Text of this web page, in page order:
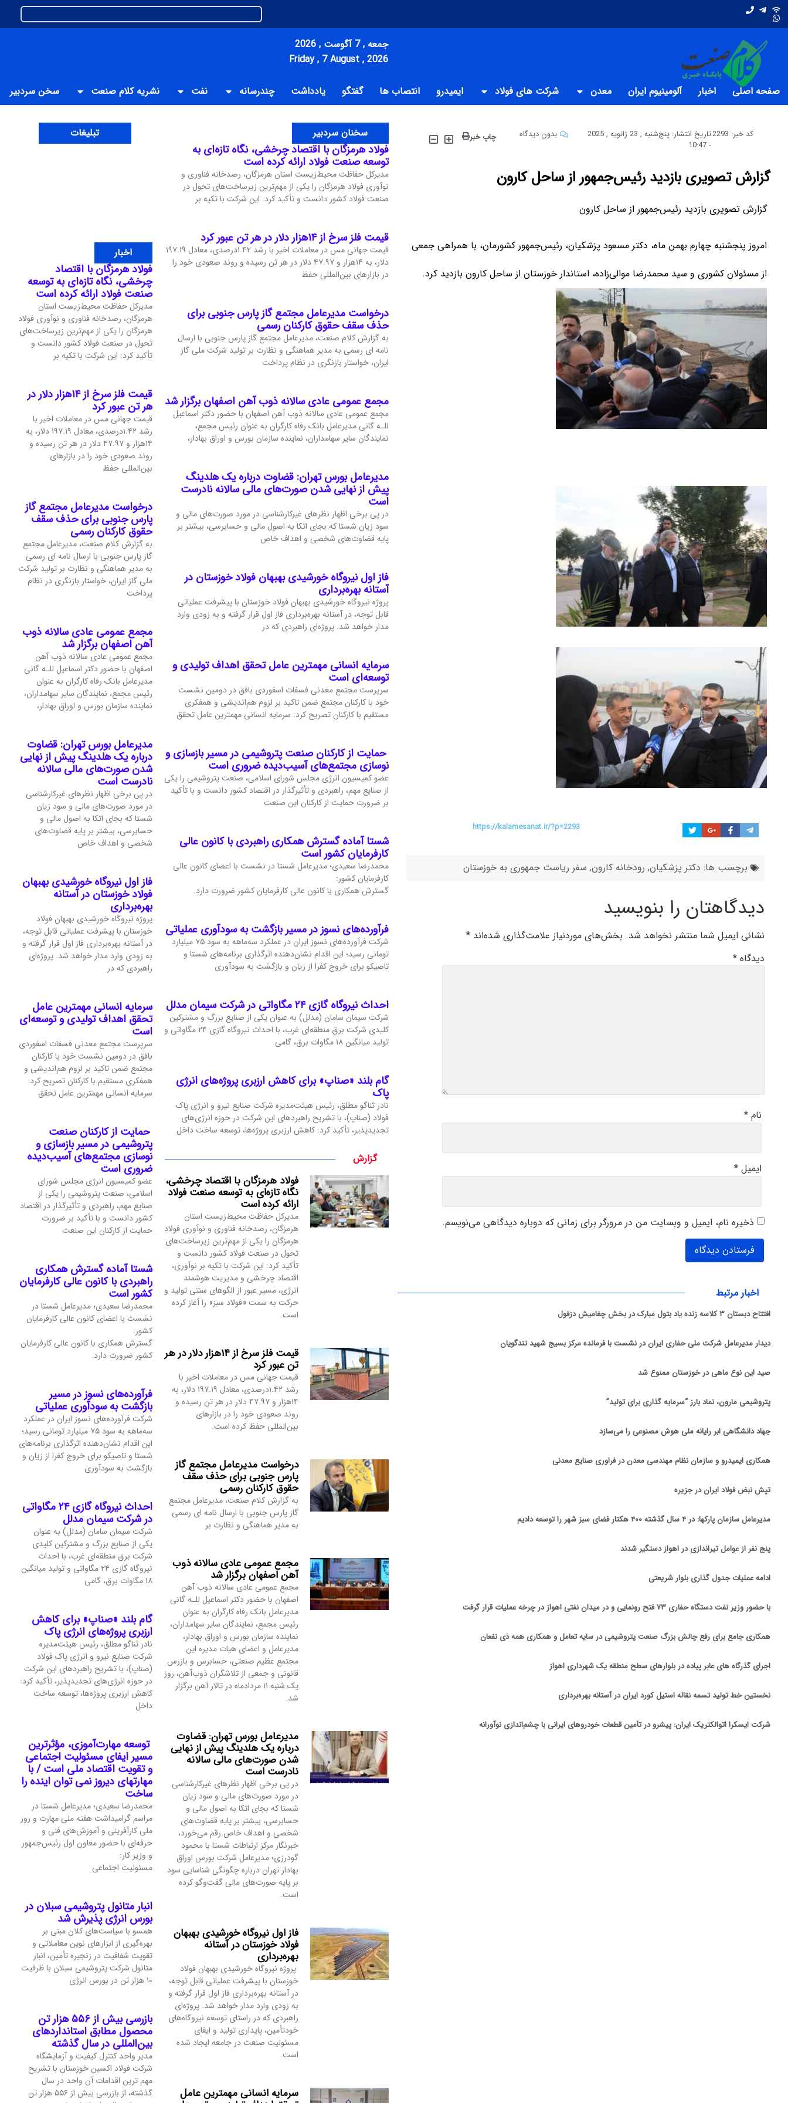
جمعه , 7 آگوست , 2026
Friday , 7 August , 2026
صفحه اصلی اخبار آلومینیوم ایران معدن شرکت های فولاد ایمیدرو انتصاب ها گفتگو یادداشت چندرسانه نفت نشریه کلام صنعت سخن سردبیر
کد خبر: 2293 تاریخ انتشار: پنج‌شنبه , 23 ژانویه , 2025
-
10:47
بدون دیدگاه چاپ خبر
گزارش تصویری بازدید رئیس‌جمهور از ساحل کارون
گزارش تصویری بازدید رئیس‌جمهور از ساحل کارون
امروز پنجشنبه چهارم بهمن ماه، دکتر مسعود پزشکیان، رئیس‌جمهور کشورمان، با همراهی جمعی
از مسئولان کشوری و سید محمدرضا موالی‌زاده، استاندار خوزستان از ساحل کارون بازدید کرد.
https://kalamesanat.ir/?p=2293
برچسب ها: دکتر پزشکیان, رودخانه کارون, سفر ریاست جمهوری به خوزستان
دیدگاهتان را بنویسید
نشانی ایمیل شما منتشر نخواهد شد. بخش‌های موردنیاز علامت‌گذاری شده‌اند *
دیدگاه *
نام *
ایمیل *
ذخیره نام، ایمیل و وبسایت من در مرورگر برای زمانی که دوباره دیدگاهی می‌نویسم.
اخبار مرتبط
افتتاح دبستان ۳ کلاسه زنده یاد بتول مبارک در بخش چغامیش دزفول
دیدار مدیرعامل شرکت ملی حفاری ایران در نشست با فرمانده مرکز بسیج شهید تندگویان
صید این نوع ماهی در خوزستان ممنوع شد
پتروشیمی مارون، نماد بارز “سرمایه گذاری برای تولید”
جهاد دانشگاهی ابر رایانه ملی هوش مصنوعی را می‌سازد
همکاری ایمیدرو و سازمان نظام مهندسی معدن در فراوری صنایع معدنی
تپش نبض فولاد ایران در جزیره
مدیرعامل سازمان پارکها: در ۴ سال گذشته ۴۰۰ هکتار فضای سبز شهر را توسعه دادیم
پنج نفر از عوامل تیراندازی در اهواز دستگیر شدند
ادامه عملیات جدول گذاری بلوار شریعتی
با حضور وزیر نفت دستگاه حفاری ۷۳ فتح رونمایی و در میدان نفتی اهواز در چرخه عملیات قرار گرفت
همکاری جامع برای رفع چالش بزرگ صنعت پتروشیمی در سایه تعامل و همکاری همه ذی‌ نفعان
اجرای گذرگاه های عابر پیاده در بلوارهای سطح منطقه یک شهرداری اهواز
نخستین خط تولید تسمه نقاله استیل کورد ایران در آستانه بهره‌برداری
شرکت ایسکرا اتوالکتریک ایران: پیشرو در تأمین قطعات خودروهای ایرانی با چشم‌اندازی نوآورانه
سخنان سردبیر
فولاد هرمزگان با اقتصاد چرخشی، نگاه تازه‌ای به
توسعه صنعت فولاد ارائه کرده است
مدیرکل حفاظت محیط‌زیست استان هرمزگان، رصدخانه فناوری و
نوآوری فولاد هرمزگان را یکی از مهم‌ترین زیرساخت‌های تحول در
صنعت فولاد کشور دانست و تأکید کرد: این شرکت با تکیه بر
قیمت فلز سرخ از ۱۴هزار دلار در هر تن عبور کرد
قیمت جهانی مس در معاملات اخیر با رشد ۱.۴۲درصدی، معادل ۱۹۷.۱۹
دلار، به ۱۴هزار و ۴۷.۹۷ دلار در هر تن رسیده و روند صعودی خود را
در بازارهای بین‌المللی حفظ
درخواست مدیرعامل مجتمع گاز پارس جنوبی برای
حذف سقف حقوق کارکنان رسمی
به گزارش کلام صنعت، مدیرعامل مجتمع گاز پارس جنوبی با ارسال
نامه ای رسمی به مدیر هماهنگی و نظارت بر تولید شرکت ملی گاز
ایران، خواستار بازنگری در نظام پرداخت
مجمع عمومی عادی سالانه ذوب آهن اصفهان برگزار شد
مجمع عمومی عادی سالانه ذوب آهن اصفهان با حضور دکتر اسماعیل
للـه گانی مدیرعامل بانک رفاه کارگران به عنوان رئیس مجمع،
نمایندگان سایر سهامداران، نماینده سازمان بورس و اوراق بهادار،
مدیرعامل بورس تهران: قضاوت درباره یک هلدینگ
پیش از نهایی شدن صورت‌های مالی سالانه نادرست
است
در پی برخی اظهار نظرهای غیرکارشناسی در مورد صورت‌های مالی و
سود زیان شستا که بجای اتکا به اصول مالی و حسابرسی، بیشتر بر
پایه قضاوت‌‌های شخصی و اهداف خاص
فاز اول نیروگاه خورشیدی بهبهان فولاد خوزستان در
آستانه بهره‌برداری
پروژه نیروگاه خورشیدی بهبهان فولاد خوزستان با پیشرفت عملیاتی
قابل‌ توجه، در آستانه بهره‌برداری فاز اول قرار گرفته و به‌ زودی وارد
مدار خواهد شد. پروژه‌ای راهبردی که در
سرمایه انسانی مهمترین عامل تحقق اهداف تولیدی و
توسعه‌ای است
سرپرست مجتمع معدنی فسفات اسفوردی بافق در دومین نشست
خود با کارکنان مجتمع ضمن تاکید بر لزوم هم‌اندیشی و همفکری
مستقیم با کارکنان تصریح کرد: سرمایه انسانی مهمترین عامل تحقق
حمایت از کارکنان صنعت پتروشیمی در مسیر بازسازی و
نوسازی مجتمع‌های آسیب‌دیده ضروری است
عضو کمیسیون انرژی مجلس شورای اسلامی، صنعت پتروشیمی را یکی
از صنایع مهم، راهبردی و تأثیرگذار در اقتصاد کشور دانست و با تأکید
بر ضرورت حمایت از کارکنان این صنعت
شستا آماده گسترش همکاری راهبردی با کانون عالی
کارفرمایان کشور است
محمدرضا سعیدی؛ مدیرعامل شستا در نشست با اعضای کانون عالی
کارفرمایان کشور:
گسترش همکاری با کانون عالی کارفرمایان کشور ضرورت دارد.
فرآورده‌های نسوز در مسیر بازگشت به سودآوری عملیاتی
شرکت فرآورده‌های نسوز ایران در عملکرد سه‌ماهه به سود ۷۵ میلیارد
تومانی رسید؛ این اقدام نشان‌دهنده اثرگذاری برنامه‌های شستا و
تاصیکو برای خروج کفرا از زیان و بازگشت به سودآوری
احداث نیروگاه گازی ۲۴ مگاواتی در شرکت سیمان مدلل
شرکت سیمان سامان (مدلل) به عنوان یکی از صنایع بزرگ و مشترکین
کلیدی شرکت برق منطقه‌ای غرب، با احداث نیروگاه گازی ۲۴ مگاواتی و
تولید میانگین ۱۸ مگاوات برق، گامی
گام بلند «صناپ» برای کاهش ارزبری پروژه‌های انرژی
پاک
نادر ثناگو مطلق، رئیس هیئت‌مدیره شرکت صنایع نیرو و انرژی پاک
فولاد (صناپ)، با تشریح راهبردهای این شرکت در حوزه انرژی‌های
تجدیدپذیر، تأکید کرد: کاهش ارزبری پروژه‌ها، توسعه ساخت داخل
گزارش
فولاد هرمزگان با اقتصاد چرخشی،
نگاه تازه‌ای به توسعه صنعت فولاد
ارائه کرده است
مدیرکل حفاظت محیط‌زیست استان
هرمزگان، رصدخانه فناوری و نوآوری فولاد
هرمزگان را یکی از مهم‌ترین زیرساخت‌های
تحول در صنعت فولاد کشور دانست و
تأکید کرد: این شرکت با تکیه بر نوآوری،
اقتصاد چرخشی و مدیریت هوشمند
انرژی، مسیر عبور از الگوهای سنتی تولید و
حرکت به سمت «فولاد سبز» را آغاز کرده
است.
قیمت فلز سرخ از ۱۴هزار دلار در هر
تن عبور کرد
قیمت جهانی مس در معاملات اخیر با
رشد ۱.۴۲درصدی، معادل ۱۹۷.۱۹ دلار، به
۱۴هزار و ۴۷.۹۷ دلار در هر تن رسیده و
روند صعودی خود را در بازارهای
بین‌المللی حفظ کرده است.
درخواست مدیرعامل مجتمع گاز
پارس جنوبی برای حذف سقف
حقوق کارکنان رسمی
به گزارش کلام صنعت، مدیرعامل مجتمع
گاز پارس جنوبی با ارسال نامه ای رسمی
به مدیر هماهنگی و نظارت بر
مجمع عمومی عادی سالانه ذوب
آهن اصفهان برگزار شد
مجمع عمومی عادی سالانه ذوب آهن
اصفهان با حضور دکتر اسماعیل للـه گانی
مدیرعامل بانک رفاه کارگران به عنوان
رئیس مجمع، نمایندگان سایر سهامداران،
نماینده سازمان بورس و اوراق بهادار،
مدیرعامل و اعضای هیات مدیره این
مجتمع عظیم صنعتی، حسابرس و بازرس
قانونی و جمعی از تلاشگران ذوب‌آهن، روز
یک شنبه ۱۱ مردادماه در تالار آهن برگزار
شد.
مدیرعامل بورس تهران: قضاوت
درباره یک هلدینگ پیش از نهایی
شدن صورت‌های مالی سالانه
نادرست است
در پی برخی اظهار نظرهای غیرکارشناسی
در مورد صورت‌های مالی و سود زیان
شستا که بجای اتکا به اصول مالی و
حسابرسی، بیشتر بر پایه قضاوت‌‌های
شخصی و اهداف خاص رقم می‌خورد،
خبرنگار مرکز ارتباطات شستا با محمود
گودرزی؛ مدیرعامل شرکت بورس اوراق
بهادار تهران درباره چگونگی شناسایی سود
بر پایه صورت‌های مالی گفت‌وگو کرده
است.
فاز اول نیروگاه خورشیدی بهبهان
فولاد خوزستان در آستانه
بهره‌برداری
پروژه نیروگاه خورشیدی بهبهان فولاد
خوزستان با پیشرفت عملیاتی قابل‌ توجه،
در آستانه بهره‌برداری فاز اول قرار گرفته و
به‌ زودی وارد مدار خواهد شد. پروژه‌ای
راهبردی که در راستای توسعه نیروگاه‌های
خودتأمین، پایداری تولید و ایفای
مسئولیت صنعت در جامعه ایجاد شده
است.
سرمایه انسانی مهمترین عامل
تبلیغات
اخبار
فولاد هرمزگان با اقتصاد
چرخشی، نگاه تازه‌ای به توسعه
صنعت فولاد ارائه کرده است
مدیرکل حفاظت محیط‌زیست استان
هرمزگان، رصدخانه فناوری و نوآوری فولاد
هرمزگان را یکی از مهم‌ترین زیرساخت‌های
تحول در صنعت فولاد کشور دانست و
تأکید کرد: این شرکت با تکیه بر
قیمت فلز سرخ از ۱۴هزار دلار در
هر تن عبور کرد
قیمت جهانی مس در معاملات اخیر با
رشد ۱.۴۲درصدی، معادل ۱۹۷.۱۹ دلار، به
۱۴هزار و ۴۷.۹۷ دلار در هر تن رسیده و
روند صعودی خود را در بازارهای
بین‌المللی حفظ
درخواست مدیرعامل مجتمع گاز
پارس جنوبی برای حذف سقف
حقوق کارکنان رسمی
به گزارش کلام صنعت، مدیرعامل مجتمع
گاز پارس جنوبی با ارسال نامه ای رسمی
به مدیر هماهنگی و نظارت بر تولید شرکت
ملی گاز ایران، خواستار بازنگری در نظام
پرداخت
مجمع عمومی عادی سالانه ذوب
آهن اصفهان برگزار شد
مجمع عمومی عادی سالانه ذوب آهن
اصفهان با حضور دکتر اسماعیل للـه گانی
مدیرعامل بانک رفاه کارگران به عنوان
رئیس مجمع، نمایندگان سایر سهامداران،
نماینده سازمان بورس و اوراق بهادار،
مدیرعامل بورس تهران: قضاوت
درباره یک هلدینگ پیش از نهایی
شدن صورت‌های مالی سالانه
نادرست است
در پی برخی اظهار نظرهای غیرکارشناسی
در مورد صورت‌های مالی و سود زیان
شستا که بجای اتکا به اصول مالی و
حسابرسی، بیشتر بر پایه قضاوت‌‌های
شخصی و اهداف خاص
فاز اول نیروگاه خورشیدی بهبهان
فولاد خوزستان در آستانه
بهره‌برداری
پروژه نیروگاه خورشیدی بهبهان فولاد
خوزستان با پیشرفت عملیاتی قابل‌ توجه،
در آستانه بهره‌برداری فاز اول قرار گرفته و
به‌ زودی وارد مدار خواهد شد. پروژه‌ای
راهبردی که در
سرمایه انسانی مهمترین عامل
تحقق اهداف تولیدی و توسعه‌ای
است
سرپرست مجتمع معدنی فسفات اسفوردی
بافق در دومین نشست خود با کارکنان
مجتمع ضمن تاکید بر لزوم هم‌اندیشی و
همفکری مستقیم با کارکنان تصریح کرد:
سرمایه انسانی مهمترین عامل تحقق
حمایت از کارکنان صنعت
پتروشیمی در مسیر بازسازی و
نوسازی مجتمع‌های آسیب‌دیده
ضروری است
عضو کمیسیون انرژی مجلس شورای
اسلامی، صنعت پتروشیمی را یکی از
صنایع مهم، راهبردی و تأثیرگذار در اقتصاد
کشور دانست و با تأکید بر ضرورت
حمایت از کارکنان این صنعت
شستا آماده گسترش همکاری
راهبردی با کانون عالی کارفرمایان
کشور است
محمدرضا سعیدی؛ مدیرعامل شستا در
نشست با اعضای کانون عالی کارفرمایان
کشور:
گسترش همکاری با کانون عالی کارفرمایان
کشور ضرورت دارد.
فرآورده‌های نسوز در مسیر
بازگشت به سودآوری عملیاتی
شرکت فرآورده‌های نسوز ایران در عملکرد
سه‌ماهه به سود ۷۵ میلیارد تومانی رسید؛
این اقدام نشان‌دهنده اثرگذاری برنامه‌های
شستا و تاصیکو برای خروج کفرا از زیان و
بازگشت به سودآوری
احداث نیروگاه گازی ۲۴ مگاواتی
در شرکت سیمان مدلل
شرکت سیمان سامان (مدلل) به عنوان
یکی از صنایع بزرگ و مشترکین کلیدی
شرکت برق منطقه‌ای غرب، با احداث
نیروگاه گازی ۲۴ مگاواتی و تولید میانگین
۱۸ مگاوات برق، گامی
گام بلند «صناپ» برای کاهش
ارزبری پروژه‌های انرژی پاک
نادر ثناگو مطلق، رئیس هیئت‌مدیره
شرکت صنایع نیرو و انرژی پاک فولاد
(صناپ)، با تشریح راهبردهای این شرکت
در حوزه انرژی‌های تجدیدپذیر، تأکید کرد:
کاهش ارزبری پروژه‌ها، توسعه ساخت
داخل
توسعه مهارت‌آموزی، مؤثرترین
مسیر ایفای مسئولیت اجتماعی
و تقویت اقتصاد ملی است / با
مهارتهای دیروز نمی توان اینده را
ساخت
محمدرضا سعیدی؛ مدیرعامل شستا در
مراسم گرامیداشت هفته ملی مهارت و روز
ملی کارآفرینی و آموزش‌های فنی و
حرفه‌ای با حضور معاون اول رئیس‌جمهور
و وزیر کار:
مسئولیت اجتماعی
انبار متانول پتروشیمی سبلان در
بورس انرژی پذیرش شد
همسو با سیاست‌های کلان مبنی بر
بهره‌گیری از ابزارهای نوین معاملاتی و
تقویت شفافیت در زنجیره تأمین، انبار
متانول شرکت پتروشیمی سبلان با ظرفیت
۱۰ هزار تن در بورس انرژی
بازرسی بیش از ۵۵۶ هزار تن
محصول مطابق استانداردهای
بین‌المللی در سال گذشته
مدیر واحد کنترل کیفیت و آزمایشگاه
شرکت فولاد اکسین خوزستان با تشریح
مهم‌ ترین اقدامات آن واحد در سال
گذشته، از بازرسی بیش از ۵۵۶ هزار تن